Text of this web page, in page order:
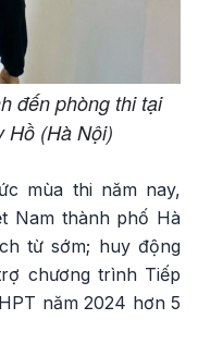
đến phòng thi tại
Hồ (Hà Nội)
mùa thi năm nay,
Nam thành phố Hà
từ sớm; huy động
chương trình Tiếp
năm 2024 hơn 5